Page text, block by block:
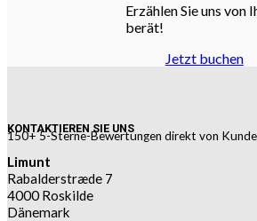
Erzählen Sie uns von
berät!
Jetzt buchen
150+ 5-Sterne-Bewertungen direkt von
KONTAKTIEREN SIE UNS
Limunt
Rabalderstræde 7
4000 Roskilde
Dänemark